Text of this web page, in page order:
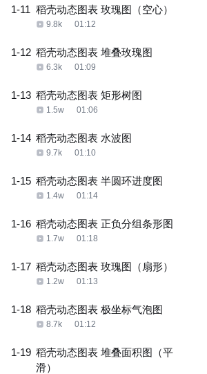
1-11 稻壳动态图表 玫瑰图（空心）
9.8k 01:12
1-12 稻壳动态图表 堆叠玫瑰图
6.3k 01:09
1-13 稻壳动态图表 矩形树图
1.5w 01:06
1-14 稻壳动态图表 水波图
9.7k 01:10
1-15 稻壳动态图表 半圆环进度图
1.4w 01:14
1-16 稻壳动态图表 正负分组条形图
1.7w 01:18
1-17 稻壳动态图表 玫瑰图（扇形）
1.2w 01:13
1-18 稻壳动态图表 极坐标气泡图
8.7k 01:12
1-19 稻壳动态图表 堆叠面积图（平
滑）